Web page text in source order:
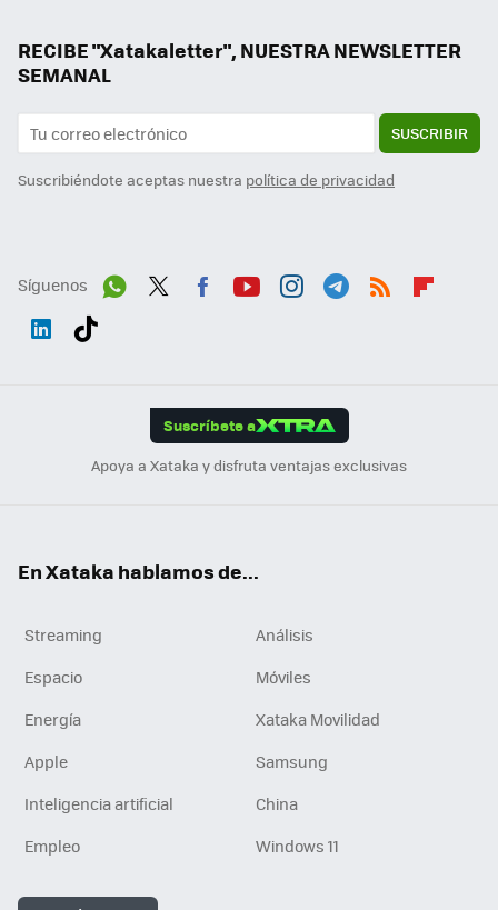
RECIBE "Xatakaletter", NUESTRA NEWSLETTER
SEMANAL
SUSCRIBIR
Suscribiéndote aceptas nuestra política de privacidad
Síguenos
Suscríbete a
Apoya a Xataka y disfruta ventajas exclusivas
En Xataka hablamos de...
Streaming
Análisis
Espacio
Móviles
Energía
Xataka Movilidad
Apple
Samsung
Inteligencia artificial
China
Empleo
Windows 11